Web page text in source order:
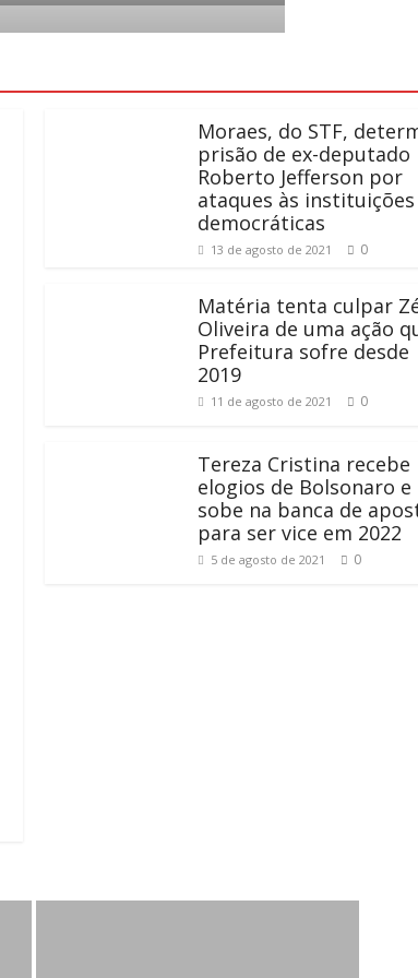
Moraes, do STF,
prisão de ex-deputado
Roberto Jefferson por
ataques às instituições
democráticas
13 de agosto de 2021 0
Matéria tenta culpar
Oliveira de uma ação
Prefeitura sofre desde
2019
11 de agosto de 2021 0
Tereza Cristina recebe
elogios de Bolsonaro e
sobe na banca de
para ser vice em 2022
5 de agosto de 2021 0